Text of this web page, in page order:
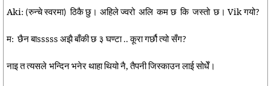
Aki: (रुन्चेस्वरमा) ठिकैछु। अहिलेज्वरो अलि कम छ कि जस्तो छ। Vikगयो?
म: छैनबाsssss अझैबाँकीछ ३ घण्टा..कूरागर्छौत्यो सँग?
नाइतत्यसले भन्दिनभनेरथाहाथियोनै, तैपनीजिस्काउनलाईसोधेँ।